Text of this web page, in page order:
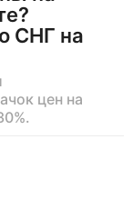
СНГ на
цен на